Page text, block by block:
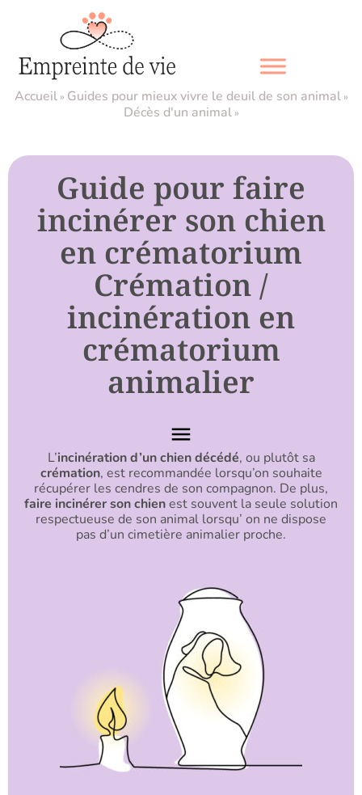
Accueil» Guides pour mieux vivre le deuil de son animal»
Décès d'un animal»
Guide pour faire
incinérer son chien
en crématorium
Crémation /
incinération en
crématorium
animalier
L’incinération d’un chien décédé, ou plutôt sa
crémation, est recommandée lorsqu’on souhaite
récupérer les cendres de son compagnon. De plus,
faire incinérer son chienest souvent la seule solution
respectueuse de son animal lorsqu’ on ne dispose
pas d’un cimetière animalier proche.